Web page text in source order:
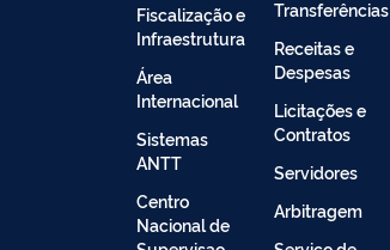
Fiscalização e
Infraestrutura
Área
Internacional
Sistemas
ANTT
Centro
Nacional de
Transferências
Receitas e
Despesas
Licitações e
Contratos
Servidores
Arbitragem